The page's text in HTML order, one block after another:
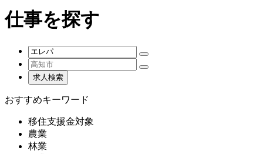
仕事を探す
おすすめキーワード
移住支援金対象
農業
林業